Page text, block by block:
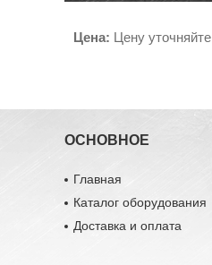
Цена: Цену уточняйте
ОСНОВНОЕ
Главная
Каталог оборудования
Доставка и оплата